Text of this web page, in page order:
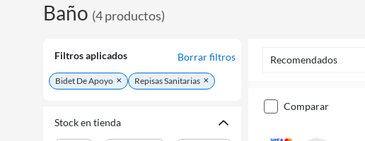
Baño (4productos)
Filtros aplicados Borrar filtros
Bidet De Apoyo Repisas Sanitarias
Stock en tienda
Recomendados
comparar